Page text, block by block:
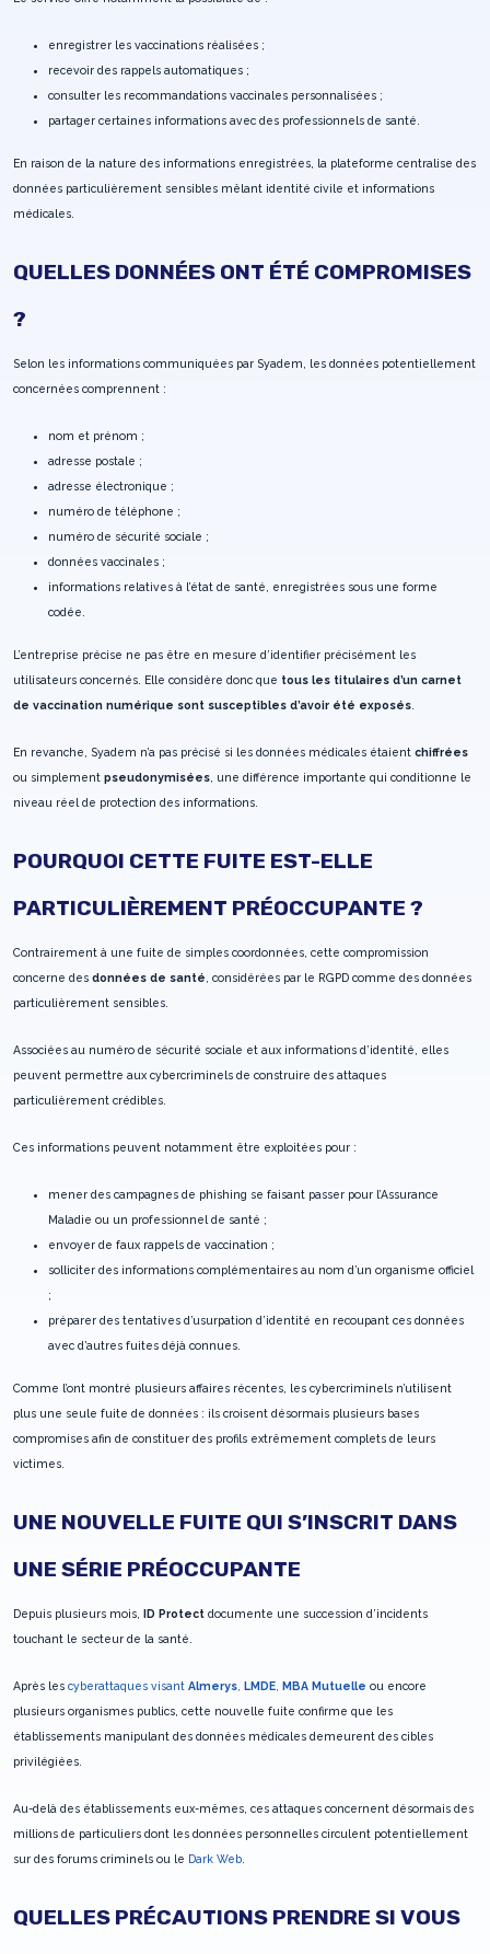
enregistrer les vaccinations réalisées ;
recevoir des rappels automatiques ;
consulter les recommandations vaccinales personnalisées ;
partager certaines informations avec des professionnels de santé.
En raison de la nature des informations enregistrées, la plateforme centralise des
données particulièrement sensibles mêlant identité civile et informations
médicales.
QUELLES DONNÉES ONT ÉTÉ COMPROMISES
?
Selon les informations communiquées par Syadem, les données potentiellement
concernées comprennent :
nom et prénom ;
adresse postale ;
adresse électronique ;
numéro de téléphone ;
numéro de sécurité sociale ;
données vaccinales ;
informations relatives à l’état de santé, enregistrées sous une forme
codée.
L’entreprise précise ne pas être en mesure d’identifier précisément les
utilisateurs concernés. Elle considère donc que tous les titulaires d’un carnet
de vaccination numérique sont susceptibles d’avoir été exposés
En revanche, Syadem n’a pas précisé si les données médicales étaient chiffrées
ou simplement pseudonymisées , une différence importante qui conditionne le
niveau réel de protection des informations.
POURQUOI CETTE FUITE EST-ELLE
PARTICULIÈREMENT PRÉOCCUPANTE ?
Contrairement à une fuite de simples coordonnées, cette compromission
concerne des données de santé , considérées par le RGPD comme des données
particulièrement sensibles.
Associées au numéro de sécurité sociale et aux informations d’identité, elles
peuvent permettre aux cybercriminels de construire des attaques
particulièrement crédibles.
Ces informations peuvent notamment être exploitées pour :
mener des campagnes de phishing se faisant passer pour l’Assurance
Maladie ou un professionnel de santé ;
envoyer de faux rappels de vaccination ;
solliciter des informations complémentaires au nom d’un organisme officiel
;
préparer des tentatives d’usurpation d’identité en recoupant ces données
avec d’autres fuites déjà connues.
Comme l’ont montré plusieurs affaires récentes, les cybercriminels n’utilisent
plus une seule fuite de données : ils croisent désormais plusieurs bases
compromises afin de constituer des profils extrêmement complets de leurs
victimes.
UNE NOUVELLE FUITE QUI S’INSCRIT DANS
UNE SÉRIE PRÉOCCUPANTE
Depuis plusieurs mois, ID Protect documente une succession d’incidents
touchant le secteur de la santé.
Après les cyberattaques visant Almerys LMDE MBA Mutuelle ou encore
plusieurs organismes publics, cette nouvelle fuite confirme que les
établissements manipulant des données médicales demeurent des cibles
privilégiées.
Au-delà des établissements eux-mêmes, ces attaques concernent désormais des
millions de particuliers dont les données personnelles circulent potentiellement
sur des forums criminels ou le Dark Web
QUELLES PRÉCAUTIONS PRENDRE SI VOUS